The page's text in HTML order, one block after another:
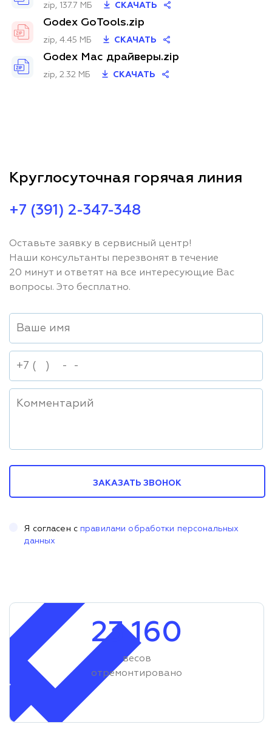
zip, 137.7 МБ СКАЧАТЬ
Godex GoTools.zip
zip, 4.45 МБ СКАЧАТЬ
Godex Mac драйверы.zip
zip, 2.32 МБ СКАЧАТЬ
Круглосуточная горячая линия
+7 (391) 2-347-348
Оставьте заявку в сервисный центр!
Наши консультанты перезвонят в течение
20 минут и ответят на все интересующие Вас
вопросы. Это бесплатно.
ЗАКАЗАТЬ ЗВОНОК
Я согласен с правилами обработки персональных
данных
23 160
весов
отремонтировано